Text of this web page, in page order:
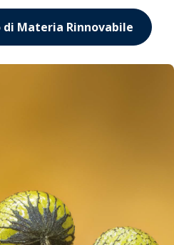
Materia Rinnovabile